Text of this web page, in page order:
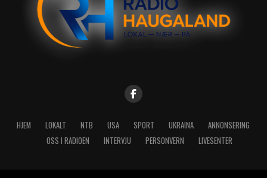
HJEM LOKALT NTB USA SPORT UKRAINA
ANNONSERING
OSS I RADIOEN
INTERVJU PERSONVERN LIVESENTER